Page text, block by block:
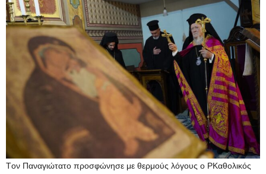
Tον Παναγιώτατο προσφώνησε με θερμούς λόγους ο ΡΚαθολικός